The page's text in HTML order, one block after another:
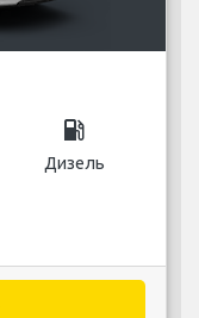
local_gas_station
Дизель